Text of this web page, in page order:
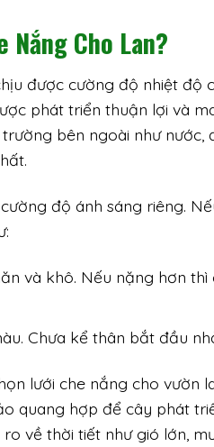
Nắng Cho Lan?
được cường độ nhiệt độ
phát triển thuận lợi và
bên ngoài như nước,
độ ánh sáng riêng.
và khô. Nếu nặng hơn
Chưa kể thân bắt đầu
lưới che nắng cho vườn
quang hợp để cây phát
về thời tiết như gió lớn,